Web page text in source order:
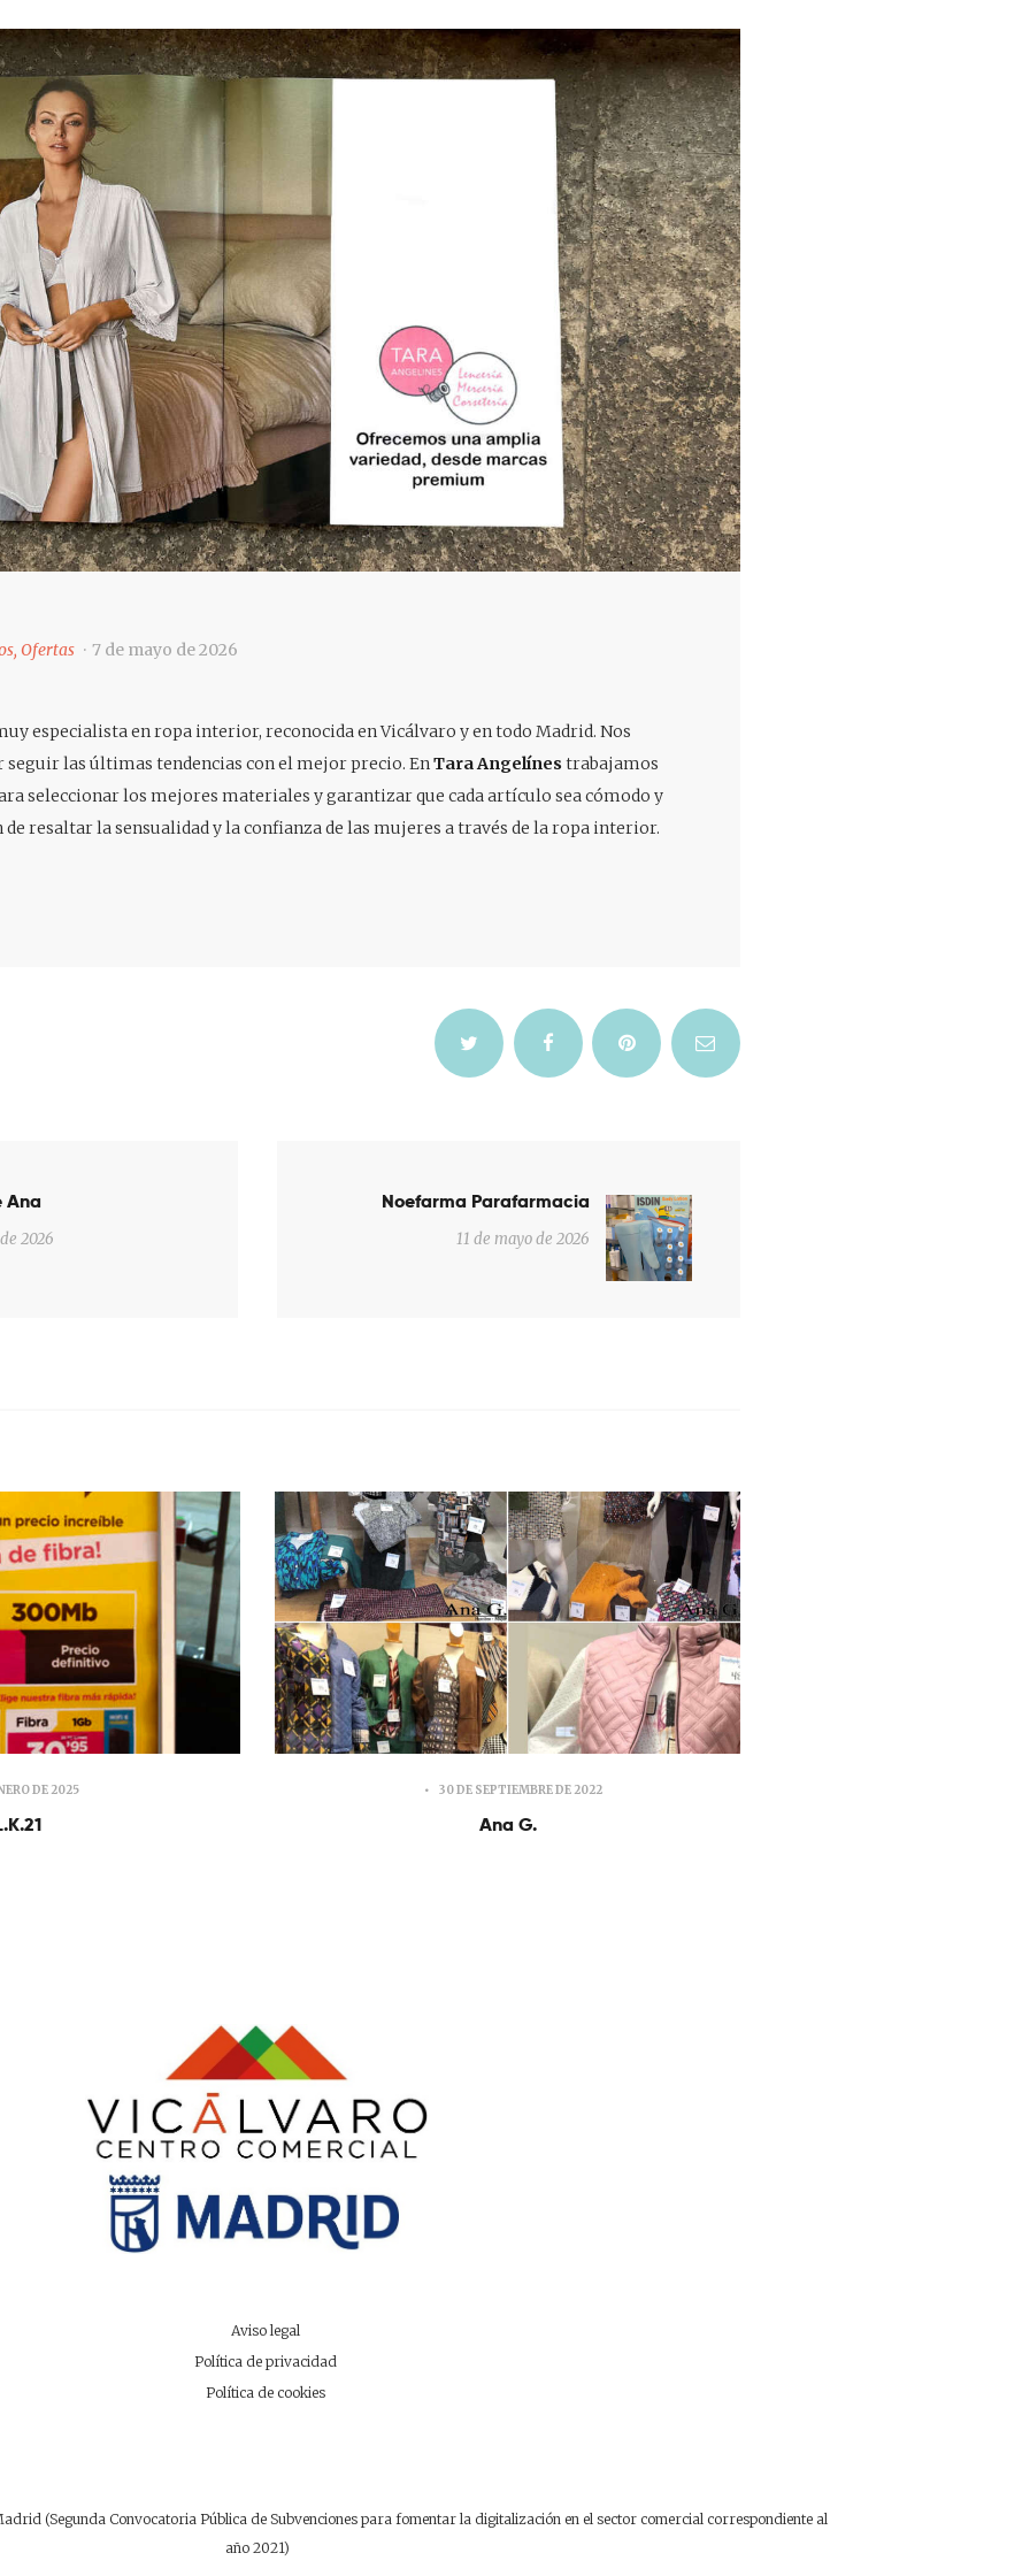
, Ofertas 7 de mayo de 2026
especialista en ropa interior, reconocida en Vicálvaro y en todo Madrid. Nos
las últimas tendencias con el mejor precio. EnTara Angelínes trabajamos
seleccionar los mejores materiales y garantizar que cada artículo sea cómodo y
de resaltar la sensualidad y la confianza de las mujeres a través de la ropa interior.
Ana
2026
Next
post:
Noefarma Parafarmacia
11 de mayo de 2026
DE 2025 30 DE SEPTIEMBRE DE 2022
Ana G.
Aviso legal
Política de privacidad
Política de cookies
(Segunda Convocatoria Pública de Subvenciones para fomentar la digitalización en el sector comercial correspondiente al
año 2021)